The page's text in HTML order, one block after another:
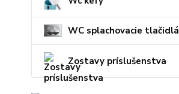
WC splachovacie tlačidlá
Zostavy príslušenstva